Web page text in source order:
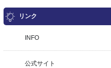
リンク
INFO
公式サイト